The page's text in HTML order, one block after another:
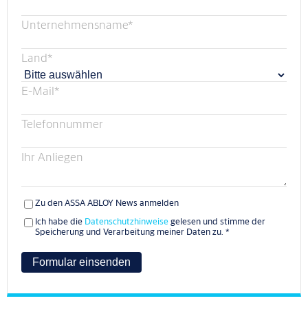
Unternehmensname*
Land*
E-Mail*
Telefonnummer
Ihr Anliegen
Zu den ASSA ABLOY News anmelden
Ich habe die Datenschutzhinweisegelesen und stimme der
Speicherung und Verarbeitung meiner Daten zu. *